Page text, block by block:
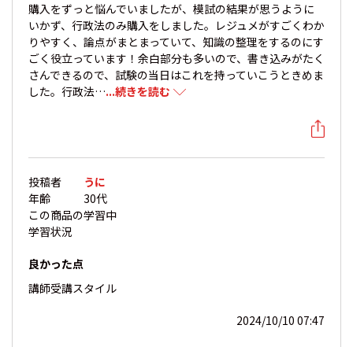
購入をずっと悩んでいましたが、模試の結果が思うように
いかず、行政法のみ購入をしました。レジュメがすごくわか
りやすく、論点がまとまっていて、知識の整理をするのにす
ごく役立っています！余白部分も多いので、書き込みがたく
さんできるので、試験の当日はこれを持っていこうときめま
した。行政法…...続きを読む
投稿者
うに
年齢
30代
この商品の
学習状況
学習中
良かった点
講師受講スタイル
2024/10/10 07:47